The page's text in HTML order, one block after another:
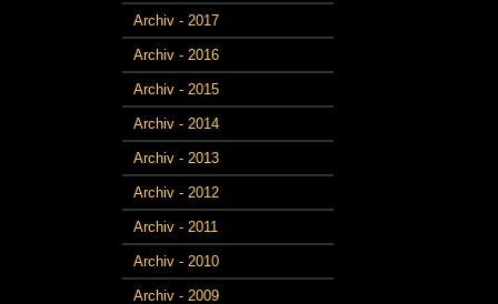
Archiv - 2017
Archiv - 2016
Archiv - 2015
Archiv - 2014
Archiv - 2013
Archiv - 2012
Archiv - 2011
Archiv - 2010
Archiv - 2009